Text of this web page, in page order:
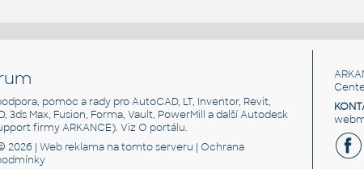
pomoc a rady pro AutoCAD, LT, Inventor, Revit,
3ds Max, Fusion, Forma, Vault, PowerMill a další Autodesk
firmy ARKANCE). VizO portálu.
2026 |Web reklama na tomto serveru |Ochrana